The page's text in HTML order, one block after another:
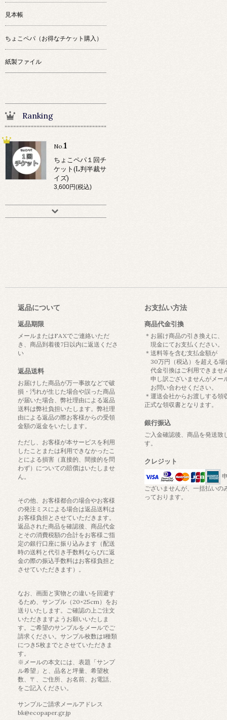
見本帳
ちょこペパ（お得なチケット購入）
紙製ファイル
Ranking
No.1
ちょこペパ１回チ
ケット(L判半裁サ
イズ)
3,600円(税込)
返品について
返品期限
メールまたはFAXでご連絡いただ
き、商品到着後7日以内に返送くださ
い
返品送料
お届けした商品が万一事故などで破
損・汚れが生じた場合や誤った商品
が届いた場合、弊社理由による返品
送料は弊社負担いたします。弊社理
由による返品の際お客様からの受領
金額の返金をいたします。
ただし、お客様が本サービスを利用
したことまたは利用できなかったこ
とによる損害（直接的、間接的を問
わず）についての賠償はいたしませ
ん。
その他、お客様都合の場合やお客様
の発注ミスによる場合は返品送料は
お客様負担とさせていただきます。
返品された商品を確認後、商品代金
とその消費税額の合計をお客様ご指
定の銀行口座に振り込みます（配送
時の送料と代引き手数料ならびに返
金の際の振込手数料はお客様負担と
させていただきます）。
なお、画面と実物との違いを回避す
るため、サンプル（20×25cm）をお
送りいたします。ご確認の上ご注文
いただきますようお願いいたしま
す。ご希望のサンプルをメールでご
請求ください。サンプル枚数は1種類
につき5枚までとさせていただきま
す。
※メールの本文には、表題「サンプ
ル希望」と、品名と坪量、希望枚
数、〒、ご住所、お名前、お電話、
をご記入ください。
サンプルご請求メールアドレス
bk@ecopaper.gr.jp
お支払い方法
商品代金引換
＊お届け商品の引き換えに、
現金にてお支払ください。
＊送料等を含む支払金額が
30万円（税込）を超える場
代金引換はご利用できませ
申し訳ございませんがメー
お問い合わせください。
＊運送会社からお渡しする領
正式な領収書となります。
銀行振込
ご入金確認後、商品を発送致
す。
クレジット
ございませんが、一括払いの
っております。